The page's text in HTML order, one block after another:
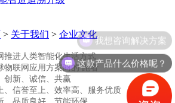
> 关于我们 > 企业文化
进人类智能化生活方式
联网应用方案商的 跑者
新、诚信、共赢
信誉至上、效率高、服务优质
这款产品什么价格呢？
我想咨询解决方案